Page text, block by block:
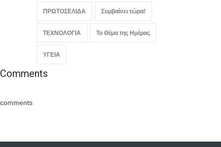
ΠΡΩΤΟΣΕΛΙΔΑ Συμβαίνει τώρα!
ΤΕΧΝΟΛΟΓΙΑ Το Θέμα της Ημέρας
ΥΓΕΙΑ
Comments
comments